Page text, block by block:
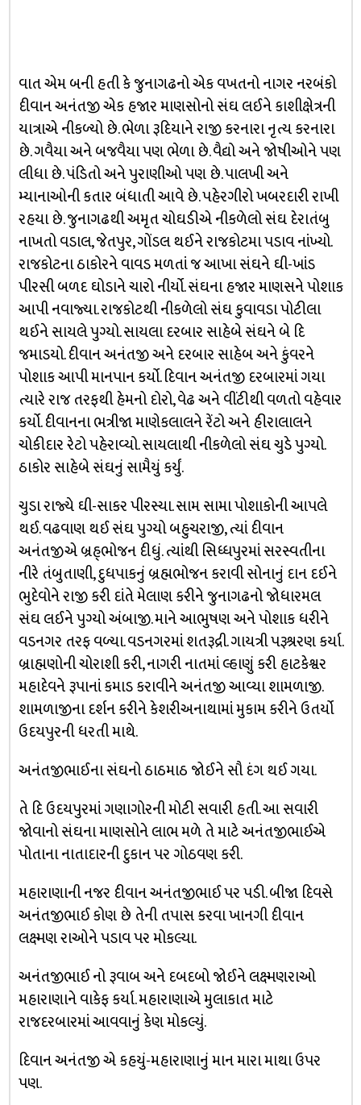
વાત એમ બની હતી કે જુનાગઢનો એક વખતનો નાગર નરબંકો
દીવાન અનંતજી એક હજાર માણસોનો સંઘ લઈને કાશીક્ષેત્રની
યાત્રાએ નીકળ્યો છે. ભેળા રૂદિયાને રાજી કરનારા નૃત્ય કરનારા
છે. ગવૈયા અને બજવૈયા પણ ભેળા છે. વૈદ્યો અને જોષીઓને પણ
લીધા છે. પંડિતો અને પુરાણીઓ પણ છે. પાલખી અને
મ્યાનાઓની કતાર બંધાતી આવે છે. પહેરગીરો ખબરદારી રાખી
રહયા છે. જુનાગઢથી અમૃત ચોઘડીએ નીકળેલો સંઘ દેરાતંબુ
નાખતો વડાલ, જેતપુર, ગોંડલ થઈને રાજકોટમા પડાવ નાંખ્યો.
રાજકોટના ઠાકોરને વાવડ મળતાં જ આખા સંઘને ઘી-ખાંડ
પીરસી બળદ ઘોડાને ચારો નીર્યો. સંઘના હજાર માણસને પોશાક
આપી નવાજ્યા. રાજકોટથી નીકળેલો સંઘ કુવાવડા પોટીલા
થઈને સાયલે પુગ્યો. સાયલા દરબાર સાહેબે સંઘને બે દિ
જમાડયો. દીવાન અનંતજી અને દરબાર સાહેબ અને કુંવરને
પોશાક આપી માનપાન કર્યો. દિવાન અનંતજી દરબારમાં ગયા
ત્યારે રાજ તરફથી હેમનો દોરો, વેઢ અને વીંટીથી વળતો વહેવાર
કર્યો. દીવાનના ભત્રીજા માણેકલાલને રેંટો અને હીરાલાલને
ચોકીદાર રેટો પહેરાવ્યો. સાયલાથી નીકળેલો સંઘ ચુડે પુગ્યો.
ઠાકોર સાહેબે સંઘનું સામૈયું કર્યું.
ચુડા રાજ્યે ઘી-સાકર પીરસ્યા. સામ સામા પોશાકોની આપલે
થઈ. વઢવાણ થઈ સંઘ પુગ્યો બહુચરાજી, ત્યાં દીવાન
અનંતજીએ બ્રહ્ભોજન દીધું. ત્યાંથી સિધ્ધપુરમાં સરસ્વતીના
નીરે તંબુતાણી, દુધપાકનું બ્રહ્મભોજન કરાવી સોનાનું દાન દઈને
ભુદેવોને રાજી કરી દાંતે મેલાણ કરીને જુનાગઢનો જોધારમલ
સંઘ લઈને પુગ્યો અંબાજી. માને આભુષણ અને પોશાક ધરીને
વડનગર તરફ વળ્યા. વડનગરમાં શતરૂદ્રી. ગાયત્રી પરૂશ્રરણ કર્યા.
બ્રાહ્મણોની ચોરાશી કરી, નાગરી નાતમાં લ્હાણું કરી હાટકેશ્વર
મહાદેવને રૂપાનાં કમાડ કરાવીને અનંતજી આવ્યા શામળાજી.
શામળાજીના દર્શન કરીને કેશરીઅનાથામાં મુકામ કરીને ઉતર્યો
ઉદયપુરની ધરતી માથે.
અનંતજીભાઈના સંઘનો ઠાઠમાઠ જોઈને સૌ દંગ થઈ ગયા.
તે દિ ઉદયપુરમાં ગણાગોરની મોટી સવારી હતી. આ સવારી
જોવાનો સંઘના માણસોને લાભ મળે તે માટે અનંતજીભાઈએ
પોતાના નાતાદારની દુકાન પર ગોઠવણ કરી.
મહારાણાની નજર દીવાન અનંતજીભાઈ પર પડી. બીજા દિવસે
અનંતજીભાઈ કોણ છે તેની તપાસ કરવા ખાનગી દીવાન
લક્ષ્મણ રાઓને પડાવ પર મોકલ્યા.
અનંતજીભાઈ નો રૂવાબ અને દબદબો જોઈને લક્ષ્મણરાઓ
મહારાણાને વાકેફ કર્યા. મહારાણાએ મુલાકાત માટે
રાજદરબારમાં આવવાનું કેણ મોકલ્યું.
દિવાન અનંતજી એ કહયું-મહારાણાનું માન મારા માથા ઉપર
પણ.